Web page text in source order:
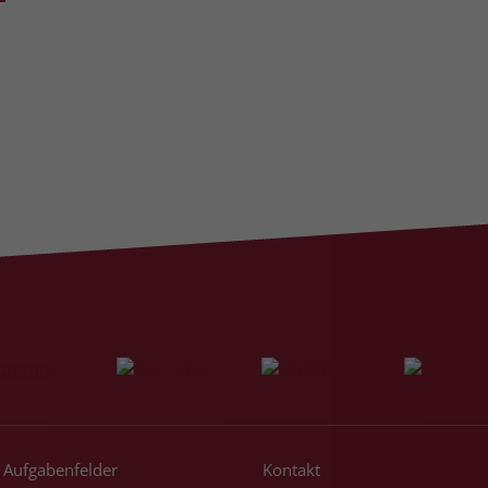
Aufgabenfelder Kontakt
Werbeanzeige auf die Website gelangt. Es
Anbieter